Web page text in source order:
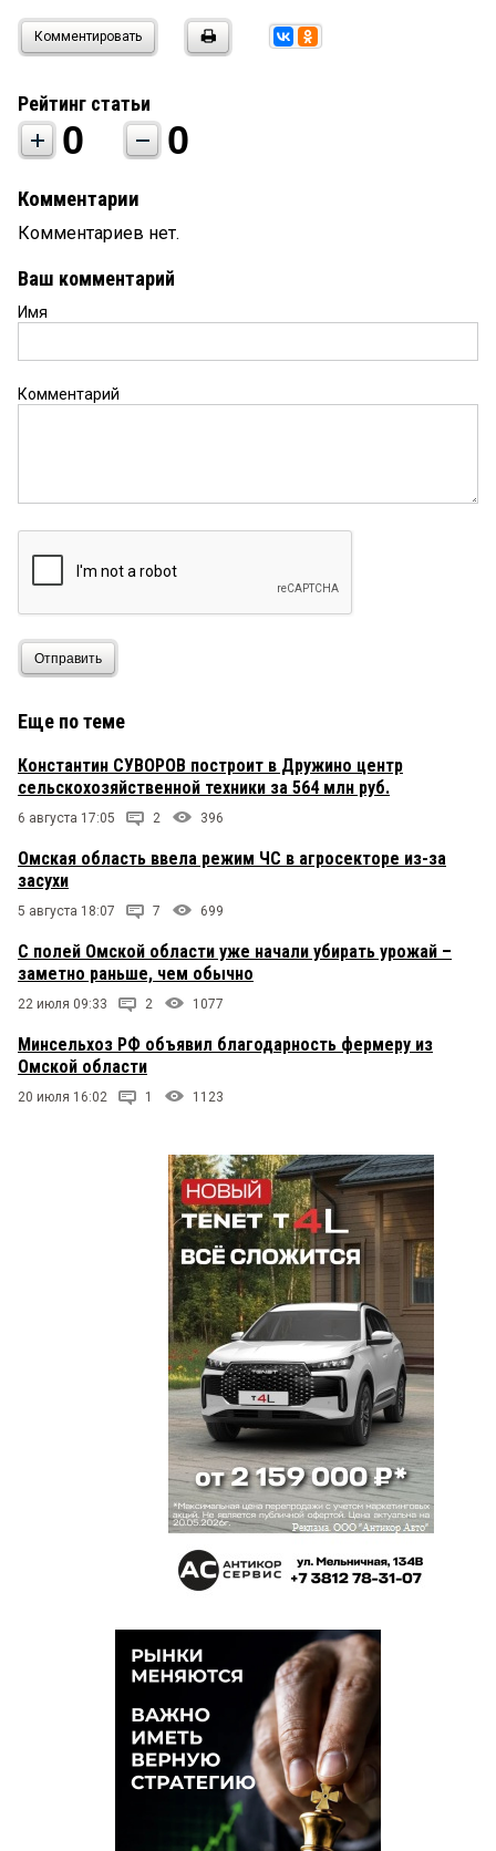
Комментировать
Рейтинг статьи
0 0
Комментарии
Комментариев нет.
Ваш комментарий
Имя
Комментарий
Отправить
Еще по теме
Константин СУВОРОВ построит в Дружино центр
сельскохозяйственной техники за 564 млн руб.
6 августа 17:05 2 396
Омская область ввела режим ЧС в агросекторе из-за
засухи
5 августа 18:07 7 699
С полей Омской области уже начали убирать урожай –
заметно раньше, чем обычно
22 июля 09:33 2 1077
Минсельхоз РФ объявил благодарность фермеру из
Омской области
20 июля 16:02 1 1123